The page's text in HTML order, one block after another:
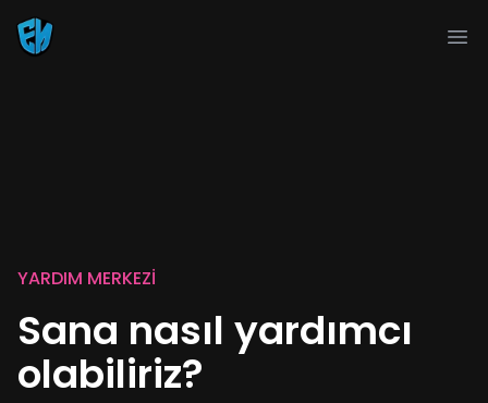
YARDIM MERKEZI
Sana nasıl yardımcı
olabiliriz?